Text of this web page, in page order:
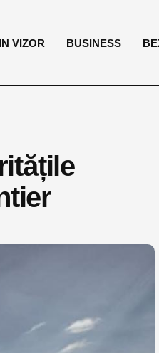
IN VIZOR BUSINESS